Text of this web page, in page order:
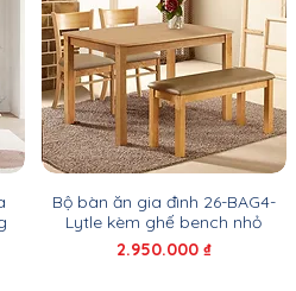
Bộ bàn ăn gia đình 26-BAG4-
Lytle kèm ghế bench nhỏ
Giá
2.950.000 ₫